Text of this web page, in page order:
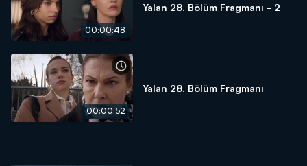
00:00:48
Yalan 28. Bölüm Fragmanı - 2
00:00:52
Yalan 28. Bölüm Fragmanı